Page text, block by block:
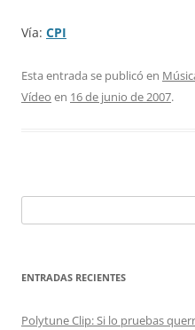
Vía: CPI
Esta entrada se publicó en
Vídeo en 16 de junio de 2007.
ENTRADAS RECIENTES
Polytune Clip: Si lo pruebas